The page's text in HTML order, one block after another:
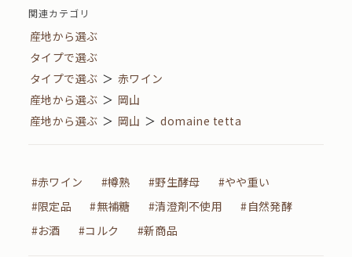
関連カテゴリ
産地から選ぶ
タイプで選ぶ
タイプで選ぶ ＞ 赤ワイン
産地から選ぶ ＞ 岡山
産地から選ぶ ＞ 岡山 ＞ domaine tetta
#赤ワイン #樽熟 #野生酵母
#やや重い
#限定品
#無補糖 #清澄剤不使用
#自然発酵
#お酒
#コルク #新商品